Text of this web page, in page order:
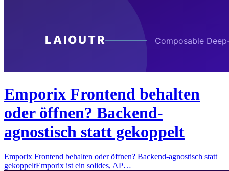
Emporix Frontend behalten
oder öffnen? Backend-
agnostisch statt gekoppelt
Emporix Frontend behalten oder öffnen? Backend-agnostisch statt
gekoppeltEmporix ist ein solides, AP…